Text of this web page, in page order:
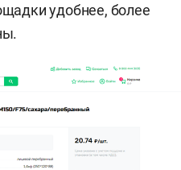
удобнее, более